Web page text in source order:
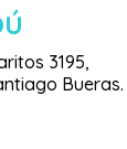
3195,
Bueras.